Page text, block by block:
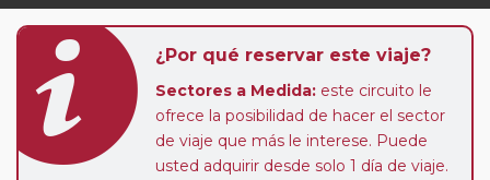
¿Por qué reservar este viaje?
Sectores a Medida: este circuito le
ofrece la posibilidad de hacer el sector
de viaje que más le interese. Puede
usted adquirir desde solo 1 día de viaje.